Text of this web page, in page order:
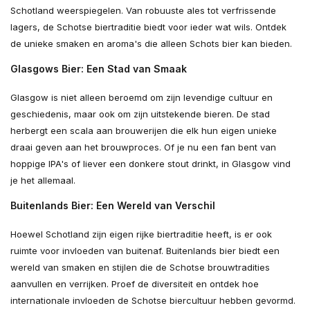
Schotland weerspiegelen. Van robuuste ales tot verfrissende
lagers, de Schotse biertraditie biedt voor ieder wat wils. Ontdek
de unieke smaken en aroma's die alleen Schots bier kan bieden.
Glasgows Bier: Een Stad van Smaak
Glasgow is niet alleen beroemd om zijn levendige cultuur en
geschiedenis, maar ook om zijn uitstekende bieren. De stad
herbergt een scala aan brouwerijen die elk hun eigen unieke
draai geven aan het brouwproces. Of je nu een fan bent van
hoppige IPA's of liever een donkere stout drinkt, in Glasgow vind
je het allemaal.
Buitenlands Bier: Een Wereld van Verschil
Hoewel Schotland zijn eigen rijke biertraditie heeft, is er ook
ruimte voor invloeden van buitenaf. Buitenlands bier biedt een
wereld van smaken en stijlen die de Schotse brouwtradities
aanvullen en verrijken. Proef de diversiteit en ontdek hoe
internationale invloeden de Schotse biercultuur hebben gevormd.